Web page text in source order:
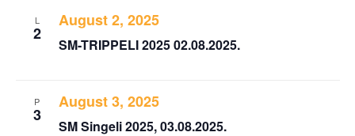
L
2
August 2, 2025
SM-TRIPPELI 2025 02.08.2025.
P
3
August 3, 2025
SM Singeli 2025, 03.08.2025.